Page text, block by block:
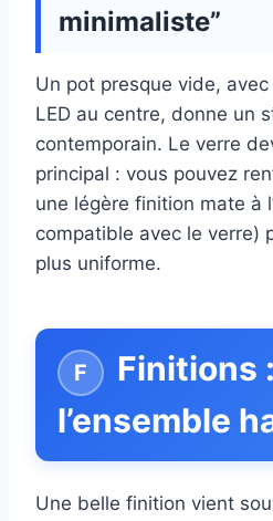
minimaliste”
Un pot presque vide,
LED au centre, donne un
contemporain. Le verre
principal : vous pouvez
une légère finition mate à
compatible avec le verre)
plus uniforme.
Finitions
l’ensemble
Une belle finition vient